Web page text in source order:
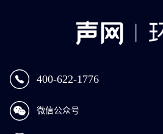
400-622-1776
微信公众号